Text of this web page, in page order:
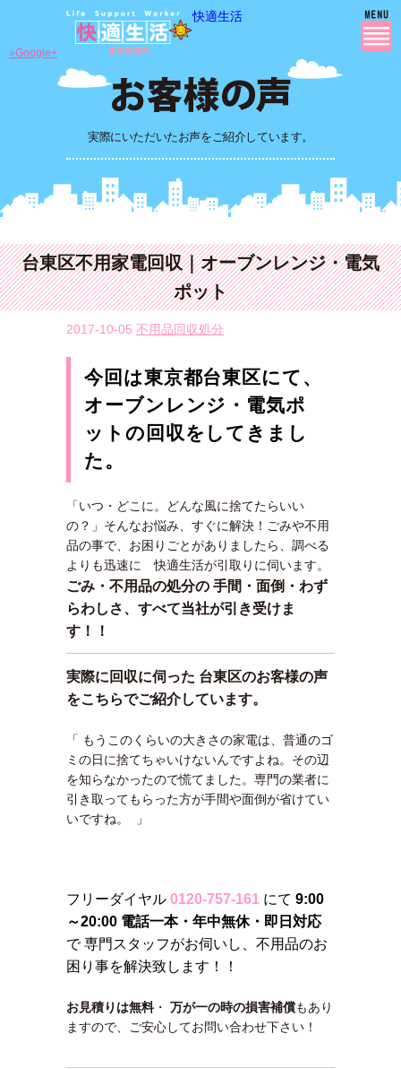
快適生活
実際にいただいたお声をご紹介しています。
»Google+
台東区不用家電回収｜オーブンレンジ・電気
ポット
2017-10-05 不用品回収処分
今回は東京都台東区にて、
オーブンレンジ・電気ポ
ットの回収をしてきまし
た。
「いつ・どこに。どんな風に捨てたらいい
の？」そんなお悩み、すぐに解決！ごみや不用
品の事で、お困りごとがありましたら、調べる
よりも迅速に 快適生活が引取りに伺います。
ごみ・不用品の処分の 手間・面倒・わず
らわしさ、すべて当社が引き受けま
す！！
実際に回収に伺った 台東区のお客様の声
をこちらでご紹介しています。
「 もうこのくらいの大きさの家電は、普通のゴ
ミの日に捨てちゃいけないんですよね。その辺
を知らなかったので慌てました。専門の業者に
引き取ってもらった方が手間や面倒が省けてい
いですね。 」
フリーダイヤル 0120-757-161 にて 9:00
～20:00 電話一本・年中無休・即日対応
で 専門スタッフがお伺いし、不用品のお
困り事を解決致します！！
お見積りは無料・ 万が一の時の損害補償もあり
ますので、ご安心してお問い合わせ下さい！